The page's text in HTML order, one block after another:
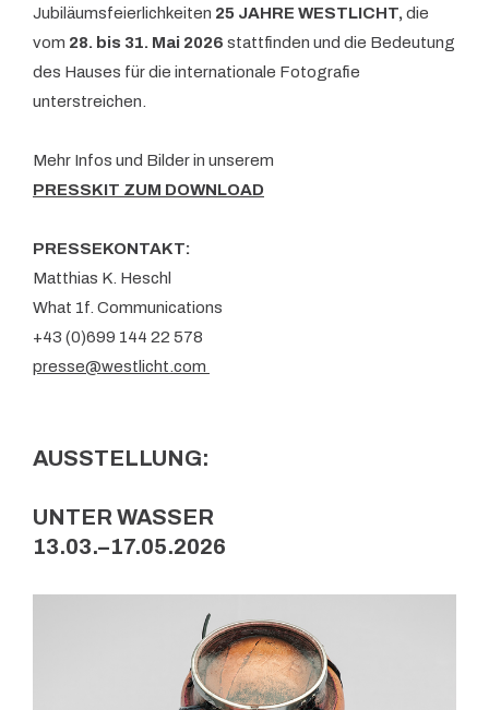
Jubiläumsfeierlichkeiten 25 JAHRE WESTLICHT,die
vom 28. bis 31. Mai 2026 stattfinden und die Bedeutung
des Hauses für die internationale Fotografie
unterstreichen.
Mehr Infos und Bilder in unserem
PRESSKIT ZUM DOWNLOAD
PRESSEKONTAKT:
Matthias K. Heschl
What 1f. Communications
+43 (0)699 144 22 578
presse@westlicht.com
AUSSTELLUNG:
UNTER WASSER
13.03.–17.05.2026